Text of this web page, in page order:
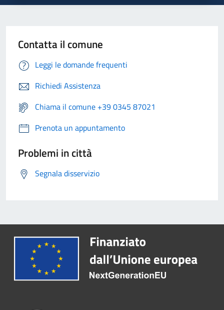
Contatta il comune
Leggi le domande frequenti
Richiedi Assistenza
Chiama il comune +39 0345 87021
Prenota un appuntamento
Problemi in città
Segnala disservizio